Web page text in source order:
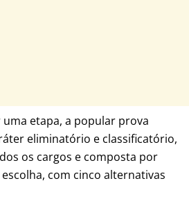
etapa, a popular prova
eliminatório e classificatório,
os cargos e composta por
com cinco alternativas